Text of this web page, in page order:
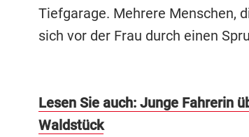
Tiefgarage. Mehrere Menschen,
sich vor der Frau durch einen
Lesen Sie auch: Junge Fahrerin
Waldstück